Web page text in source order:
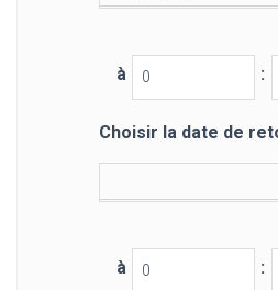
à :
Choisir la date de
à :